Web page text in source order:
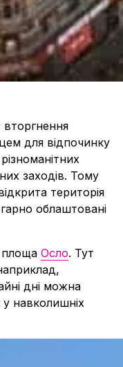
для відпочинку
заходів. Тому
територія
облаштовані
площа Осло. Тут
дні можна
навколишніх